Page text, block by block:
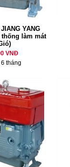
YANG
thống làm mát
VNĐ
tháng